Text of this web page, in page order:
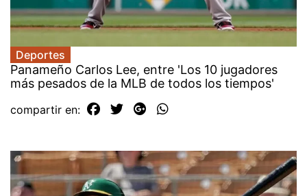
Deportes
Panameño Carlos Lee, entre 'Los 10 jugadores
más pesados ​​de la MLB de todos los tiempos'
compartir en: